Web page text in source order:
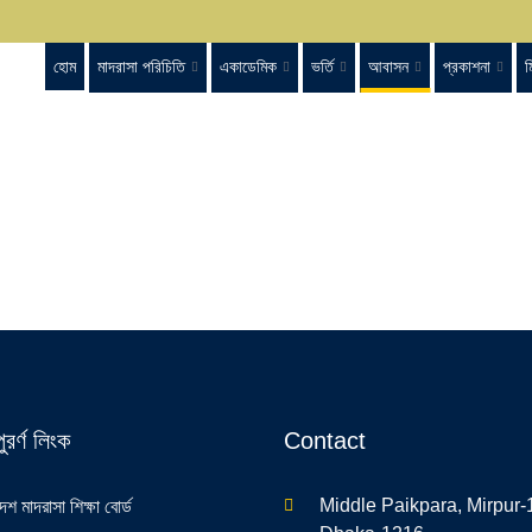
হোম মাদরাসা পরিচিতি একাডেমিক ভর্তি আবাসন প্রকাশনা
লিংক
মাদরাসা শিক্ষা বোর্ড
Contact
Middle Paikpara, Mirpur-